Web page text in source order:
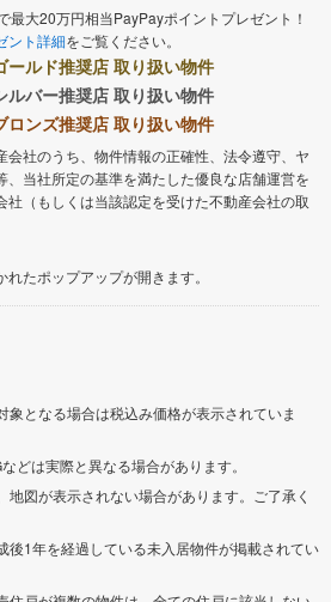
最大20万円相当PayPayポイントプレゼント！
ント詳細をご覧ください。
ールド推奨店 取り扱い物件
ルバー推奨店 取り扱い物件
ロンズ推奨店 取り扱い物件
会社のうち、物件情報の正確性、法令遵守、ヤ
、当社所定の基準を満たした優良な店舗運営を
社（もしくは当該認定を受けた不動産会社の取
たポップアップが開きます。
象となる場合は税込み価格が表示されていま
どは実際と異なる場合があります。
地図が表示されない場合があります。ご了承く
後1年を経過している未入居物件が掲載されてい